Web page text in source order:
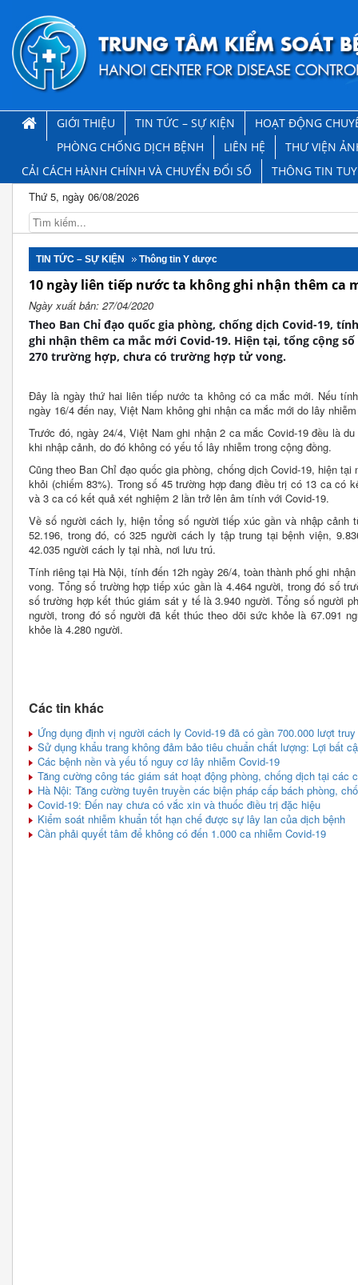
GIỚI THIỆU TIN TỨC – SỰ KIỆN
HOẠT ĐỘNG
PHÒNG CHỐNG DỊCH BỆNH
LIÊN HỆ
THƯ VIỆN
CẢI CÁCH HÀNH CHÍNH VÀ CHUYỂN ĐỔI SỐ
THÔNG TIN
Thứ 5, ngày 06/08/2026
TIN TỨC – SỰ KIỆN Thông tin Y dược
10 ngày liên tiếp nước ta không ghi nhận thêm ca
Ngày xuất bản: 27/04/2020
Theo Ban Chỉ đạo quốc gia phòng, chống dịch Covid-19,
ghi nhận thêm ca mắc mới Covid-19. Hiện tại, tổng cộng
270 trường hợp, chưa có trường hợp tử vong.
Đây là ngày thứ hai liên tiếp nước ta không có ca mắc mới. Nếu
ngày 16/4 đến nay, Việt Nam không ghi nhận ca mắc mới do lây
Trước đó, ngày 24/4, Việt Nam ghi nhận 2 ca mắc Covid-19 đều là
khi nhập cảnh, do đó không có yếu tố lây nhiễm trong cộng đồng.
Cũng theo Ban Chỉ đạo quốc gia phòng, chống dịch Covid-19, hiện
khỏi (chiếm 83%). Trong số 45 trường hợp đang điều trị có 13 ca có
và 3 ca có kết quả xét nghiệm 2 lần trở lên âm tính với Covid-19.
Về số người cách ly, hiện tổng số người tiếp xúc gần và nhập cảnh
52.196, trong đó, có 325 người cách ly tập trung tại bệnh viện,
42.035 người cách ly tại nhà, nơi lưu trú.
Tính riêng tại Hà Nội, tính đến 12h ngày 26/4, toàn thành phố ghi
vong. Tổng số trường hợp tiếp xúc gần là 4.464 người, trong đó số
số trường hợp kết thúc giám sát y tế là 3.940 người. Tổng số người
người, trong đó số người đã kết thúc theo dõi sức khỏe là 67.091
khỏe là 4.280 người.
Các tin khác
Ứng dụng định vị người cách ly Covid-19 đã có gần 700.000 lượt
Sử dụng khẩu trang không đảm bảo tiêu chuẩn chất lượng: Lợi bất
Các bệnh nền và yếu tố nguy cơ lây nhiễm Covid-19
Tăng cường công tác giám sát hoạt động phòng, chống dịch tại các
Hà Nội: Tăng cường tuyên truyền các biện pháp cấp bách phòng,
Covid-19: Đến nay chưa có vắc xin và thuốc điều trị đặc hiệu
Kiểm soát nhiễm khuẩn tốt hạn chế được sự lây lan của dịch bệnh
Cần phải quyết tâm để không có đến 1.000 ca nhiễm Covid-19